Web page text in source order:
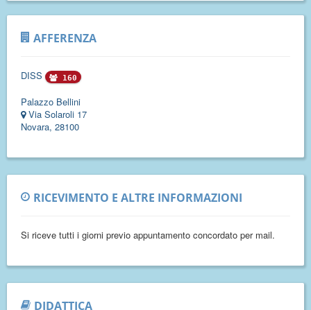
AFFERENZA
DISS 160
Palazzo Bellini
Via Solaroli 17
Novara, 28100
RICEVIMENTO E ALTRE INFORMAZIONI
Si riceve tutti i giorni previo appuntamento concordato per mail.
DIDATTICA